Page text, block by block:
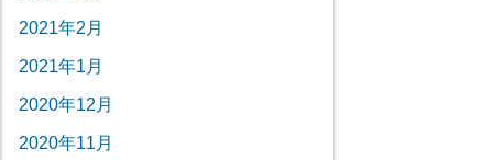
2021年2月
2021年1月
2020年12月
2020年11月